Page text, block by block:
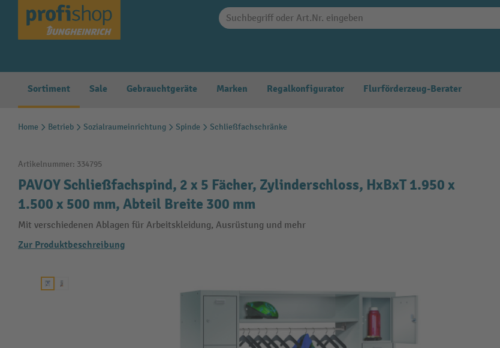
Zur Hauptnavigation springen
Sortiment Sale Gebrauchtgeräte Marken Regalkonfigurator Flurförderzeug-Berater
Home Betrieb Sozialraumeinrichtung Spinde Schließfachschränke
Artikelnummer: 334795
PAVOY Schließfachspind, 2 x 5 Fächer, Zylinderschloss, HxBxT 1.950 x
1.500 x 500 mm, Abteil Breite 300 mm
Mit verschiedenen Ablagen für Arbeitskleidung, Ausrüstung und mehr
Zur Produktbeschreibung